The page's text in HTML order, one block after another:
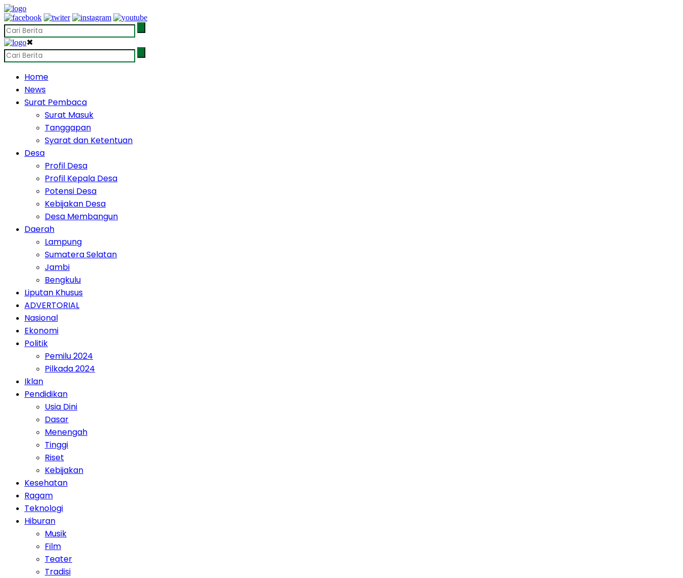
✖
Home
News
Surat Pembaca
Surat Masuk
Tanggapan
Syarat dan Ketentuan
Desa
Profil Desa
Profil Kepala Desa
Potensi Desa
Kebijakan Desa
Desa Membangun
Daerah
Lampung
Sumatera Selatan
Jambi
Bengkulu
Liputan Khusus
ADVERTORIAL
Nasional
Ekonomi
Politik
Pemilu 2024
Pilkada 2024
Iklan
Pendidikan
Usia Dini
Dasar
Menengah
Tinggi
Riset
Kebijakan
Kesehatan
Ragam
Teknologi
Hiburan
Musik
Film
Teater
Tradisi